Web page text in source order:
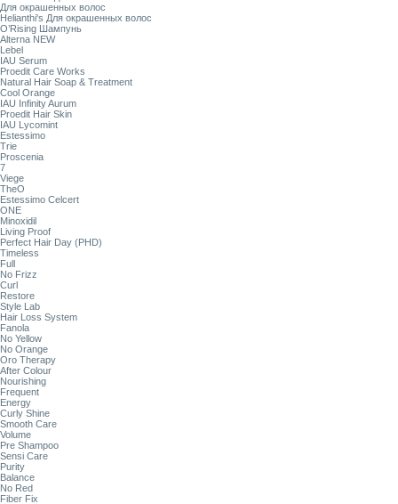
Для окрашенных волос
Helianthi's Для окрашенных волос
O’Rising Шампунь
Alterna NEW
Lebel
IAU Serum
Proedit Care Works
Natural Hair Soap & Treatment
Cool Orange
IAU Infinity Aurum
Proedit Hair Skin
IAU Lycomint
Estessimo
Trie
Proscenia
7
Viege
TheO
Estessimo Celcert
ONE
Minoxidil
Living Proof
Perfect Hair Day (PHD)
Timeless
Full
No Frizz
Curl
Restore
Style Lab
Hair Loss System
Fanola
No Yellow
No Orange
Oro Therapy
After Colour
Nourishing
Frequent
Energy
Curly Shine
Smooth Care
Volume
Pre Shampoo
Sensi Care
Purity
Balance
No Red
Fiber Fix